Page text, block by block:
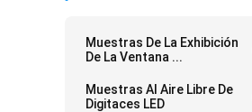
Muestras De La Exhibición
De La Ventana ...
Muestras Al Aire Libre De
Digitaces LED